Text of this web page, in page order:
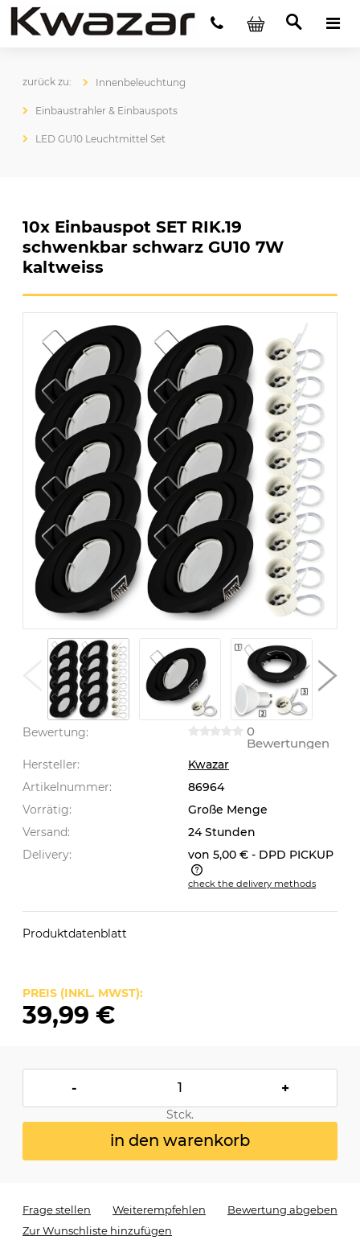
Innenbeleuchtung
Einbaustrahler & Einbauspots
LED GU10 Leuchtmittel Set
10x Einbauspot SET RIK.19
schwenkbar schwarz GU10 7W
kaltweiss
Bewertung: 0
Bewertungen
Hersteller:
Kwazar
Artikelnummer:
86964
Vorrätig:
Große Menge
Versand:
24 Stunden
Delivery:
von 5,00 € - DPD PICKUP
The price does not include any possible payment
check the delivery methods
Produktdatenblatt
PREIS (INKL. MWST):
39,99 €
- +
Stck.
in den warenkorb
Frage stellen Weiterempfehlen
Bewertung abgeben
Zur Wunschliste hinzufügen